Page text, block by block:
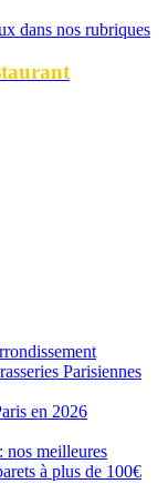
dans nos rubriques
Parisiennes
en 2026
meilleures
à plus de 100€